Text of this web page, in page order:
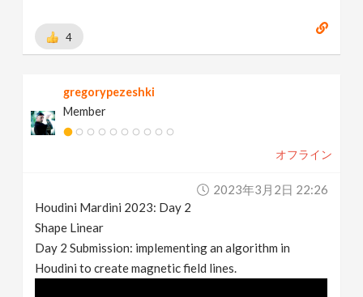
4
gregorypezeshki
Member
オフライン
2023年3月2日 22:26
Houdini Mardini 2023: Day 2
Shape Linear
Day 2 Submission: implementing an algorithm in
Houdini to create magnetic field lines.